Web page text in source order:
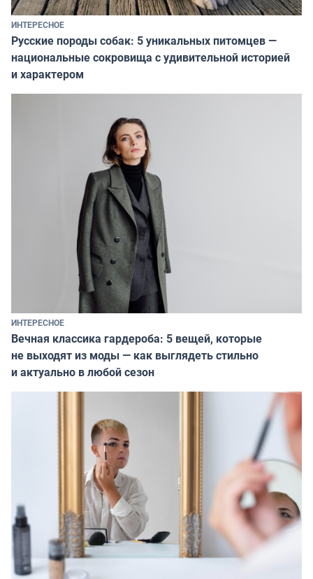
ИНТЕРЕСНОЕ
Русские породы собак: 5 уникальных питомцев —
национальные сокровища с удивительной историей
и характером
ИНТЕРЕСНОЕ
Вечная классика гардероба: 5 вещей, которые
не выходят из моды — как выглядеть стильно
и актуально в любой сезон